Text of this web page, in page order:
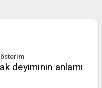
deyiminin anlamı